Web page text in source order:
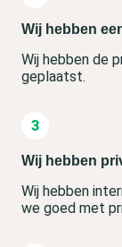
Wij hebben
Wij hebben de
geplaatst.
Wij hebben
Wij hebben
we goed met